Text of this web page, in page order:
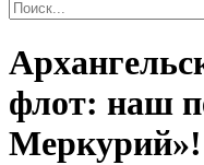
флот: наш
Меркурий»!